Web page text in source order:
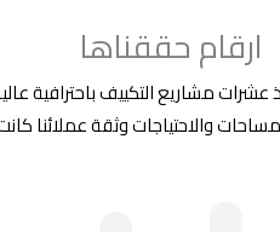
ارقام حققناها
عشرات مشاريع التكييف باحترافية
والاحتياجات وثقة عملائنا كانت